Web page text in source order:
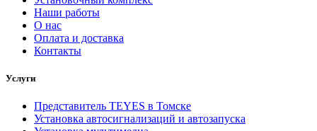
Наши работы
О нас
Оплата и доставка
Контакты
Услуги
Представитель TEYES в Томске
Установка автосигнализаций и автозапуска